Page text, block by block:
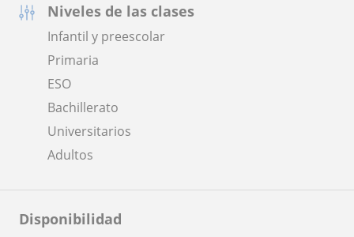
Niveles de las clases
Infantil y preescolar
Primaria
ESO
Bachillerato
Universitarios
Adultos
Disponibilidad